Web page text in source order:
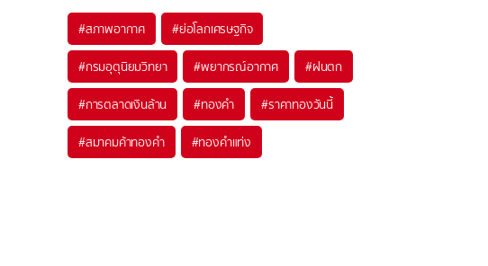
#สภาพอากาศ #ย่อโลกเศรษฐกิจ
#กรมอุตุนิยมวิทยา #พยากรณ์อากาศ #ฝนตก
#การตลาดเงินล้าน #ทองคำ #ราคาทองวันนี้
#สมาคมค้าทองคำ #ทองคำแท่ง